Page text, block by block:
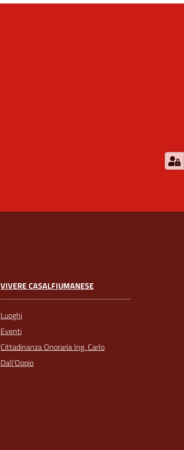
VIVERE CASALFIUMANESE
Luoghi
Eventi
Cittadinanza Onoraria Ing. Carlo
Dall’Oppio